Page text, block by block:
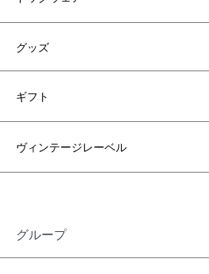
グッズ
ギフト
ヴィンテージレーベル
グループ